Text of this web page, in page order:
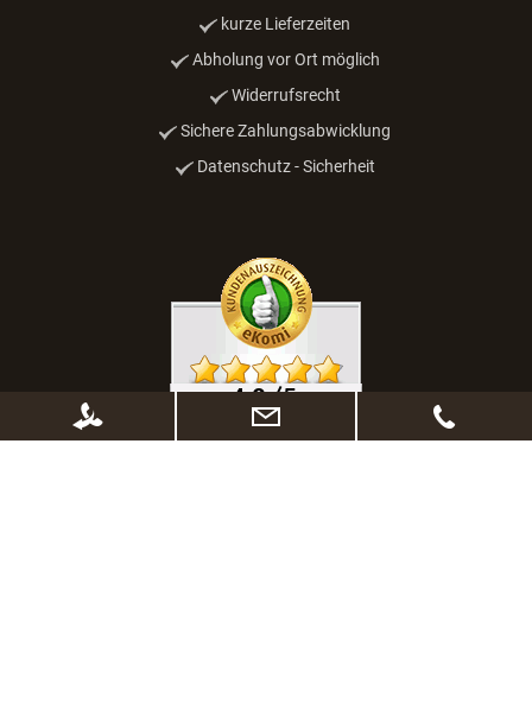
kurze Lieferzeiten
Abholung vor Ort möglich
Widerrufsrecht
Sichere Zahlungsabwicklung
Datenschutz - Sicherheit